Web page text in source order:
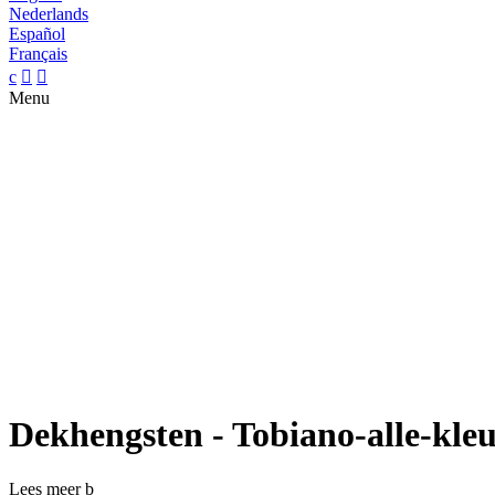
Nederlands
Español
Français
c  
Menu
Dekhengsten - Tobiano-alle-
Lees meerb